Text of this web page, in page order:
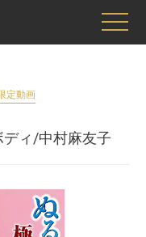
定動画
ディ/中村麻友子